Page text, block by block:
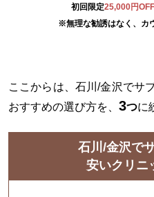
初回限定25,000円OFF
※無理な勧誘はなく、カ
ここからは、石川/金沢でサ
おすすめの選び方を、 3つに
石川/金沢で
安いクリニ